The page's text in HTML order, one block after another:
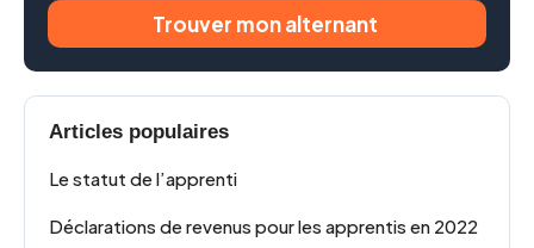
Trouver mon alternant
Articles populaires
Le statut de l’apprenti
Déclarations de revenus pour les apprentis en 2022